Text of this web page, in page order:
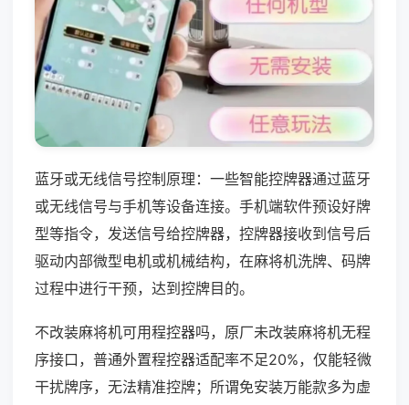
蓝牙或无线信号控制原理：一些智能控牌器通过蓝牙
或无线信号与手机等设备连接。手机端软件预设好牌
型等指令，发送信号给控牌器，控牌器接收到信号后
驱动内部微型电机或机械结构，在麻将机洗牌、码牌
过程中进行干预，达到控牌目的。
不改装麻将机可用程控器吗，原厂未改装麻将机无程
序接口，普通外置程控器适配率不足20%，仅能轻微
干扰牌序，无法精准控牌；所谓免安装万能款多为虚